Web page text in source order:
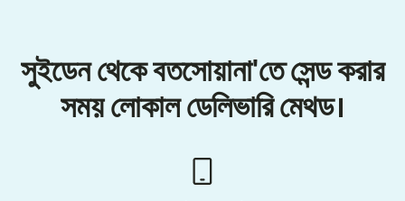
সুইডেন থেকে বতসোয়ানা'তে সেন্ড করার
সময় লোকাল ডেলিভারি মেথড।